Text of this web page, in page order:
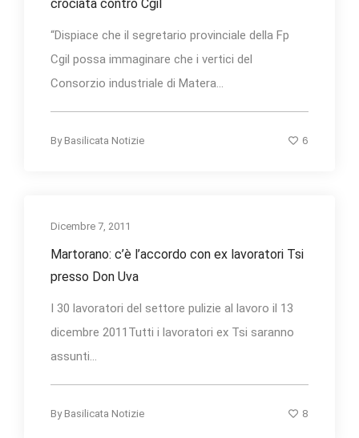
crociata contro Cgil
“Dispiace che il segretario provinciale della Fp
Cgil possa immaginare che i vertici del
Consorzio industriale di Matera...
By Basilicata Notizie 6
Dicembre 7, 2011
Martorano: c’è l’accordo con ex lavoratori Tsi
presso Don Uva
I 30 lavoratori del settore pulizie al lavoro il 13
dicembre 2011Tutti i lavoratori ex Tsi saranno
assunti...
By Basilicata Notizie 8